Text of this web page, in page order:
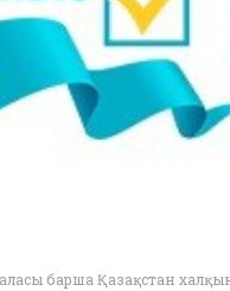
барша Қазақстан